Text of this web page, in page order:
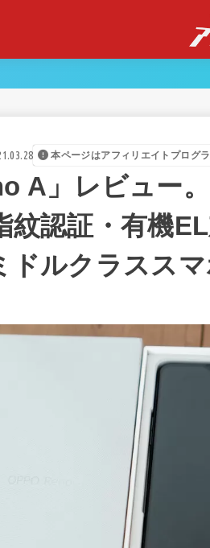
本ページはアフィリエイトプログ
A」レビュー
紋認証・有機
ドルクラスス